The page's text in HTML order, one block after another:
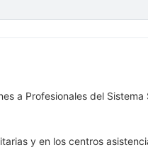
a Profesionales del
y en los centros